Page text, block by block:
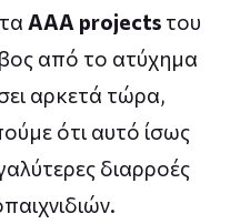
AAA projects του
από το ατύχημα
αρκετά τώρα,
ότι αυτό ίσως
διαρροές